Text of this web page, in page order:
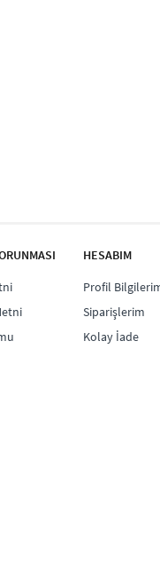
HESABIM
Profil
Siparişlerim
Kolay İade